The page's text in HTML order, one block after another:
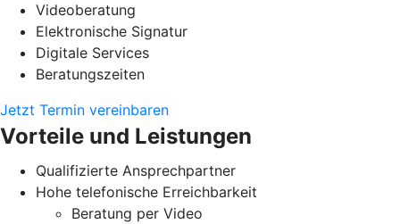
Videoberatung
Elektronische Signatur
Digitale Services
Beratungszeiten
Jetzt Termin vereinbaren
Vorteile und Leistungen
Qualifizierte Ansprechpartner
Hohe telefonische Erreichbarkeit
Beratung per Video